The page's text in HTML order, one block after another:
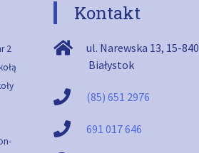
2
Kontakt
ul. Narewska 13, 15-840
Białystok
(85) 651 2976
691 017 646